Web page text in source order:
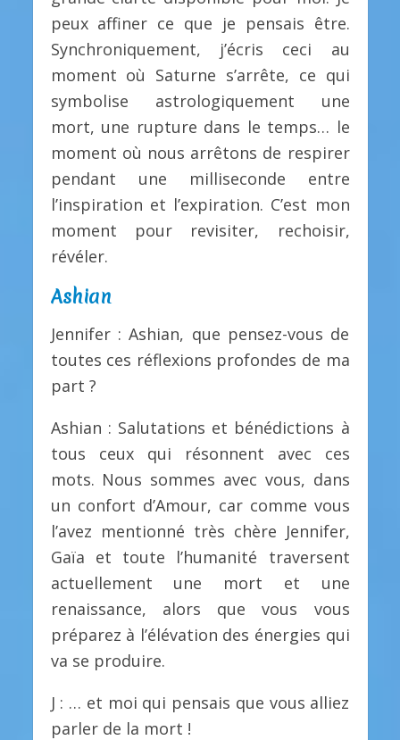
peux affiner ce que je pensais être.
Synchroniquement, j’écris ceci au
moment où Saturne s’arrête, ce qui
symbolise astrologiquement une
mort, une rupture dans le temps… le
moment où nous arrêtons de respirer
pendant une milliseconde entre
l’inspiration et l’expiration. C’est mon
moment pour revisiter, rechoisir,
révéler.
Ashian
Jennifer : Ashian, que pensez-vous de
toutes ces réflexions profondes de ma
part ?
Ashian : Salutations et bénédictions à
tous ceux qui résonnent avec ces
mots. Nous sommes avec vous, dans
un confort d’Amour, car comme vous
l’avez mentionné très chère Jennifer,
Gaïa et toute l’humanité traversent
actuellement une mort et une
renaissance, alors que vous vous
préparez à l’élévation des énergies qui
va se produire.
J : … et moi qui pensais que vous alliez
parler de la mort !